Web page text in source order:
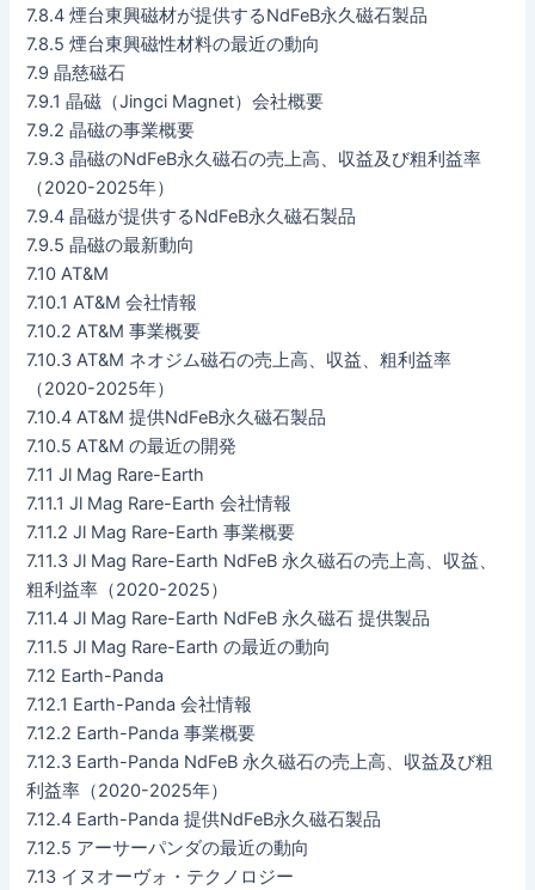
7.8.4 煙台東興磁材が提供するNdFeB永久磁石製品
7.8.5 煙台東興磁性材料の最近の動向
7.9 晶慈磁石
7.9.1 晶磁（Jingci Magnet）会社概要
7.9.2 晶磁の事業概要
7.9.3 晶磁のNdFeB永久磁石の売上高、収益及び粗利益率
（2020-2025年）
7.9.4 晶磁が提供するNdFeB永久磁石製品
7.9.5 晶磁の最新動向
7.10 AT&M
7.10.1 AT&M 会社情報
7.10.2 AT&M 事業概要
7.10.3 AT&M ネオジム磁石の売上高、収益、粗利益率
（2020-2025年）
7.10.4 AT&M 提供NdFeB永久磁石製品
7.10.5 AT&M の最近の開発
7.11 Jl Mag Rare-Earth
7.11.1 Jl Mag Rare-Earth 会社情報
7.11.2 Jl Mag Rare-Earth 事業概要
7.11.3 Jl Mag Rare-Earth NdFeB 永久磁石の売上高、収益、
粗利益率（2020-2025）
7.11.4 Jl Mag Rare-Earth NdFeB 永久磁石 提供製品
7.11.5 Jl Mag Rare-Earth の最近の動向
7.12 Earth-Panda
7.12.1 Earth-Panda 会社情報
7.12.2 Earth-Panda 事業概要
7.12.3 Earth-Panda NdFeB 永久磁石の売上高、収益及び粗
利益率（2020-2025年）
7.12.4 Earth-Panda 提供NdFeB永久磁石製品
7.12.5 アーサーパンダの最近の動向
7.13 イヌオーヴォ・テクノロジー